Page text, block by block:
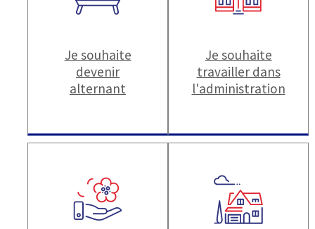
Je souhaite
devenir
alternant
Je souhaite
travailler dans
l'administration